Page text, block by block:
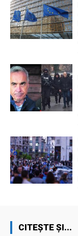
CITEȘTE ȘI...